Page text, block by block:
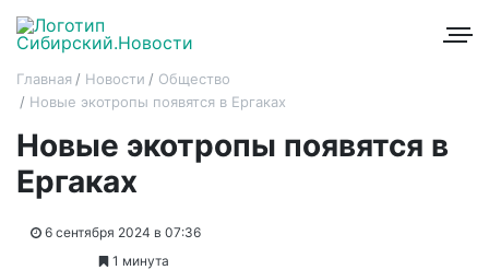
Главная Новости
Общество
Новые экотропы появятся в Ергаках
Новые экотропы появятся в
Ергаках
6 сентября 2024 в 07:36
1 минута